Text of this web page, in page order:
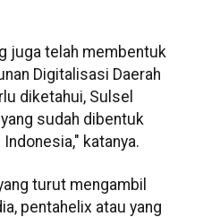
juga telah membentuk
Digitalisasi Daerah
diketahui, Sulsel
sudah dibentuk
katanya.
turut mengambil
pentahelix atau yang